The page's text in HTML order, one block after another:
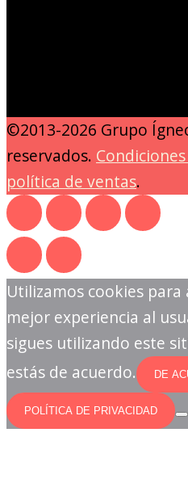
©2013-2026 Grupo
reservados.
política de ventas.
Utilizamos cookies
mejor experiencia al
sigues utilizando este
estás de acuerdo.
DE
POLÍTICA DE PRIVACIDAD